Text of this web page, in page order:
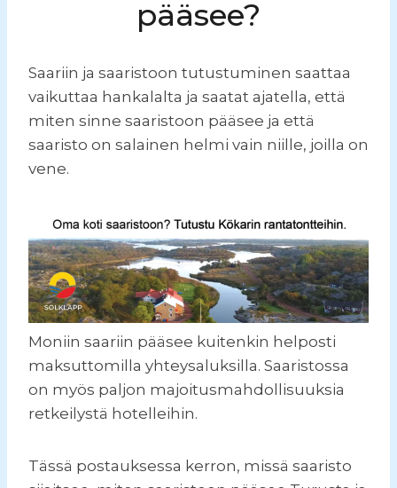
pääsee?
Saariin ja saaristoon tutustuminen saattaa
vaikuttaa hankalalta ja saatat ajatella, että
miten sinne saaristoon pääsee ja että
saaristo on salainen helmi vain niille, joilla on
vene.
Moniin saariin pääsee kuitenkin helposti
maksuttomilla yhteysaluksilla. Saaristossa
on myös paljon majoitusmahdollisuuksia
retkeilystä hotelleihin.
Tässä postauksessa kerron, missä saaristo